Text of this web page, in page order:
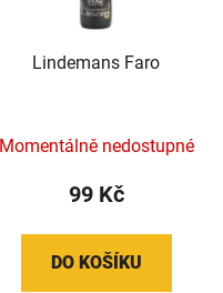
Lindemans Faro
Momentálně nedostupné
99 Kč
DO KOŠÍKU